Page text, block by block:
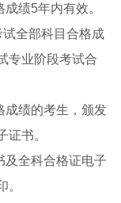
绩5年内有效。
全部科目合格成
专业阶段考试合
成绩的考生，颁发
证书。
及全科合格证电子
。